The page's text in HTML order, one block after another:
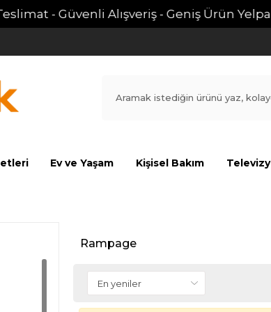
- Güvenli Alışveriş - Geniş Ürün
Ev ve Yaşam Kişisel Bakım
Rampage